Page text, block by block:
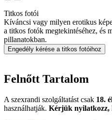
Titkos fotói
Kíváncsi vagy milyen erotikus
a titkos fotók megtekintéséhez, és
pillanatokban.
Engedély kérése a titkos fotóihoz
Felnőtt Tartalom
A szexrandi szolgáltatást csak 18.
használhatják. Kérjük nyilatkozz,